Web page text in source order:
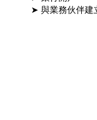
➤ 與業務伙伴建